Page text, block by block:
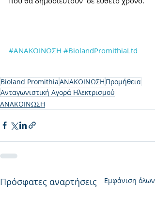
#ΑΝΑΚΟΙΝΩΣΗ #BiolandPromithiaLtd
Bioland PromithiaΑΝΑΚΟΙΝΩΣΗ Προμήθεια
Ανταγωνιστική Αγορά Ηλεκτρισμού
ΑΝΑΚΟΙΝΩΣΗ
Πρόσφατες αναρτήσεις Εμφάνιση όλων